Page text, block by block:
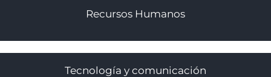
Recursos Humanos
Tecnología y comunicación